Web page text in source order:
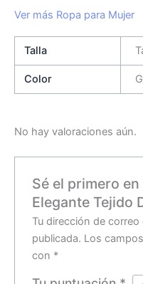
Ver más Ropa para Mujer
Talla
Color
No hay valoraciones aún.
Sé el primero
Elegante Tejido
Tu dirección de
publicada. Los
con *